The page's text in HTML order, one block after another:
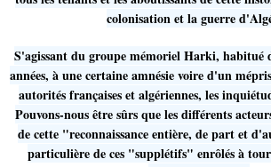
colonisation et la guerre
S'agissant du groupe mémoriel Harki, habitué
années, à une certaine amnésie voire d'un
autorités françaises et algériennes, les
Pouvons-nous être sûrs que les différents
de cette "reconnaissance entière, de part et
particulière de ces "supplétifs" enrôlés à